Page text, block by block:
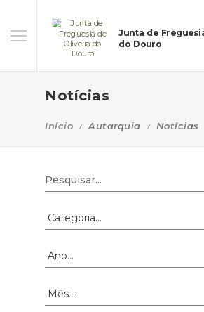
Junta de
do Douro
Notícias
Início Autarquia Notícias